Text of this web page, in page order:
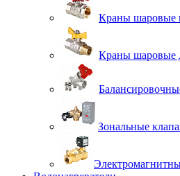
Краны шаровые
Краны шаровые
Зональные